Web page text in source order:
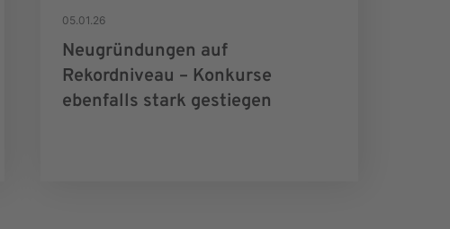
05.01.26
Neugründungen auf
Rekordniveau – Konkurse
ebenfalls stark gestiegen